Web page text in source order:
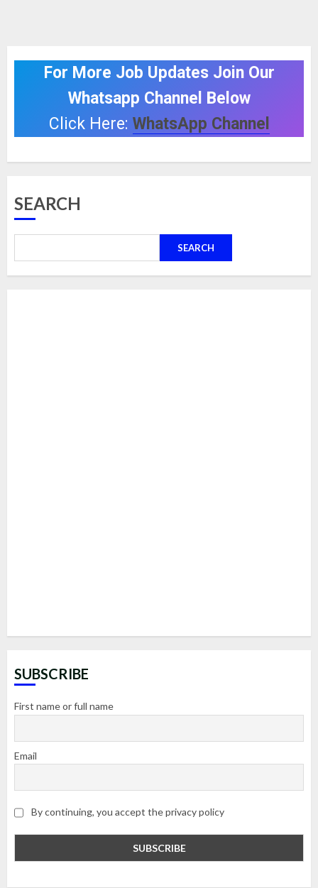
For More Job Updates Join Our
Whatsapp Channel Below
Click Here: WhatsApp Channel
SEARCH
SEARCH
SUBSCRIBE
First name or full name
Email
By continuing, you accept the privacy policy